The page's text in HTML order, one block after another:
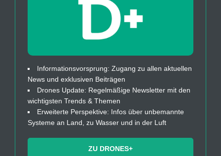
Informationsvorsprung: Zugang zu allen aktuellen
News und exklusiven Beiträgen
Drones Update: Regelmäßige Newsletter mit den
wichtigsten Trends & Themen
Erweiterte Perspektive: Infos über unbemannte
Systeme an Land, zu Wasser und in der Luft
ZU DRONES+